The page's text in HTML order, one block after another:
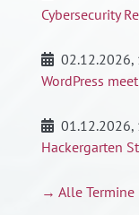
Cybersecurity
02.12.2026,
WordPress
01.12.2026,
Hackergarten
→ Alle Termine